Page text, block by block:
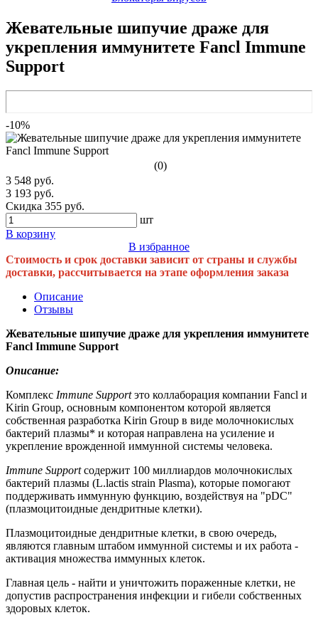
Жевательные шипучие драже для
укрепления иммунитете Fancl Immune
Support
-10%
(0)
3 548 руб.
3 193 руб.
Скидка 355 руб.
шт
В корзину
В избранное
Стоимость и срок доставки зависит от страны и службы
доставки, рассчитывается на этапе оформления заказа
Описание
Отзывы
Жевательные шипучие драже для укрепления иммунитете
Fancl Immune Support
Описание:
Комплекс Immune Supportэто коллаборация компании Fancl и
Kirin Group, основным компонентом которой является
собственная разработка Kirin Group в виде молочнокислых
бактерий плазмы* и которая направлена на усиление и
укрепление врожденной иммунной системы человека.
Immune Supportсодержит 100 миллиардов молочнокислых
бактерий плазмы (L.lactis strain Plasma), которые помогают
поддерживать иммунную функцию, воздействуя на "pDC"
(плазмоцитоидные дендритные клетки).
Плазмоцитоидные дендритные клетки, в свою очередь,
являются главным штабом иммунной системы и их работа -
активация множества иммунных клеток.
Главная цель - найти и уничтожить пораженные клетки, не
допустив распространения инфекции и гибели собственных
здоровых клеток.